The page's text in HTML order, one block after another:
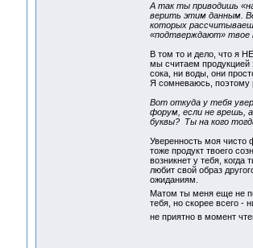
А так ты приводишь
верить этим данным.
которых
«подтверждают» твое
В том то и дело, что я
мы считаем продукцией
сока, ни воды, они
Я сомневаюсь, поэтому
Вот откуда у тебя
форум, если не врешь,
буквы? Ты на кого
Уверенность моя чисто
тоже продукт твоего
возникнет у тебя,
любит свой образ
ожиданиям.
Матом ты меня еще не
тебя, но скорее всего -
не приятно в момент